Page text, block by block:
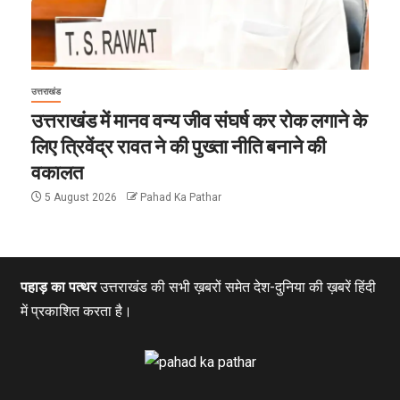
उत्तराखंड
उत्तराखंड में मानव वन्य जीव संघर्ष कर रोक लगाने के
लिए त्रिवेंद्र रावत ने की पुख्ता नीति बनाने की
वकालत
5 August 2026 Pahad Ka Pathar
पहाड़ का पत्थरउत्तराखंड की सभी ख़बरों समेत देश-दुनिया की ख़बरें हिंदी
में प्रकाशित करता है।